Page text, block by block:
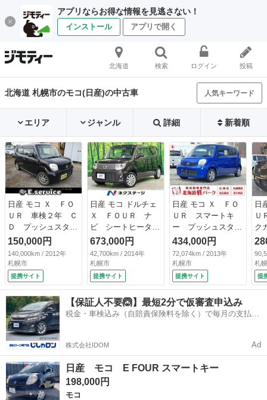
アプリならお得な情報を見逃さない！
インストール アプリで開く
北海道 検索 ログイン 投稿
北海道 札幌市のモコ(日産)の中古車 人気キーワード
エリア ジャンル 詳細 新着順
日産 モコ Ｘ ＦＯ
ＵＲ 車検２年 Ｃ
Ｄ プッシュスター
ト バックカメラ
スマートキー キー
レス ベンチシー
ト ＥＴＣ ＡＢ
Ｓ 盗難防止装置
（黒Ｐ） （なし）
150,000円
140,000km / 2012年
札幌市
提携サイト
日産 モコ ドルチェ
Ｘ ＦＯＵＲ ナ
ビ シートヒータ
ー オートエアコ
ン オートライト
ＨＩＤヘッドライ
ト アイドリングス
トップ ４ＷＤ フ
ォグライト スマー
トキー キーレス
ＥＴＣ （検9.2）
673,000円
42,700km / 2014年
札幌市
提携サイト
日産 モコ Ｘ ＦＯ
ＵＲ スマートキ
ー プッシュスター
ト 電動格納ミラ
ー アイドリングス
トップ シートヒー
ター ハロゲンヘッ
ドライト 純正ディ
スプレイオーディ
オ バックカメラ
フルタイム４ＷＤ
434,000円
72,074km / 2013年
札幌市
提携サイト
日
Ｕ
ク
キ
ー
ー
Ｃ
ス
ボ
（
札
提
【保証人不要🙆】最短2分で仮審査申込み
税金・車検込み（自賠責保険料を除く）で毎月の支払額
株式会社IDOM Ad
日産 モコ E FOUR スマートキー
198,000円
モコ